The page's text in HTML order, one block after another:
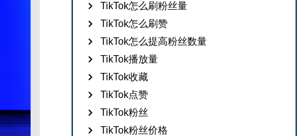
TikTok怎么刷粉丝量
TikTok怎么刷赞
TikTok怎么提高粉丝数量
TikTok播放量
TikTok收藏
TikTok点赞
TikTok粉丝
TikTok粉丝价格